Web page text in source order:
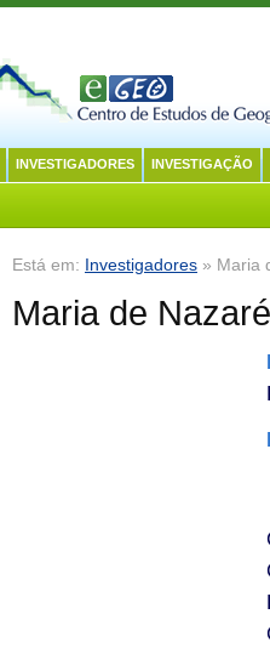
INVESTIGADORES INVESTIGAÇÃO
Está em: Investigadores » Maria
Maria de